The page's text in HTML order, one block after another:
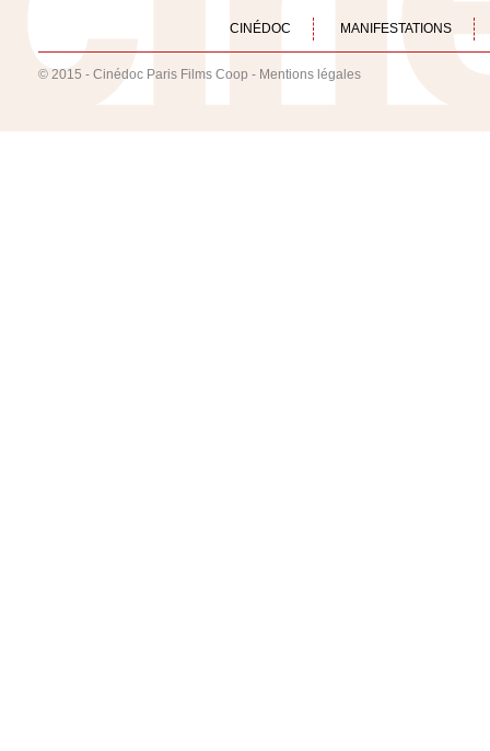
CINÉDOC MANIFESTATIONS
© 2015 - Cinédoc Paris Films Coop - Mentions légales